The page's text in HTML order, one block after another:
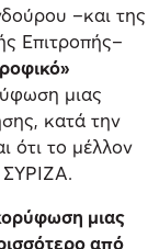
–και της
Επιτροπής–
μιας
κατά την
ότι το μέλλον
ΣΥΡΙΖΑ.
μιας
από